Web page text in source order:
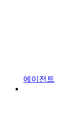
에이전트